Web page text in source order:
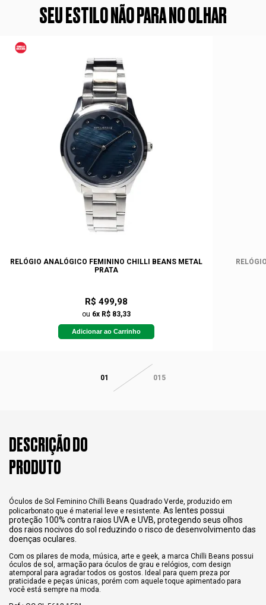
SEU ESTILO NÃO PARA NO OLHAR
RELÓGIO ANALÓGICO FEMININO CHILLI BEANS METAL
PRATA
R$ 499,98
ou 6x R$ 83,33
Adicionar ao Carrinho
01 015
DESCRIÇÃO DO
PRODUTO
Óculos de Sol Feminino Chilli Beans Quadrado Verde, produzido em
policarbonato que é material leve e resistente. As lentes possui
proteção 100% contra raios UVA e UVB, protegendo seus olhos
dos raios nocivos do sol reduzindo o risco de desenvolvimento das
doenças oculares.
Com os pilares de moda, música, arte e geek, a marca Chilli Beans possui
óculos de sol, armação para óculos de grau e relógios, com design
atemporal para agradar todos os gostos. Ideal para quem preza por
praticidade e peças únicas, porém com aquele toque apimentado para
você está sempre na moda.